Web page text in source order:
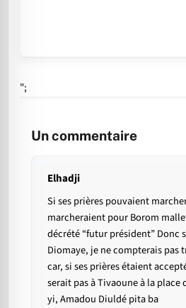
";
Un commentaire
Elhadji
Si ses prières pouvaient
marcheraient pour Borom
décrété “futur président” Donc
Diomaye, je ne compterais pas
car, si ses prières étaient
serait pas à Tivaoune à la
yi, Amadou Diuldé pita ba